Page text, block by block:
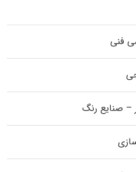
فنی
– صنایع رنگ